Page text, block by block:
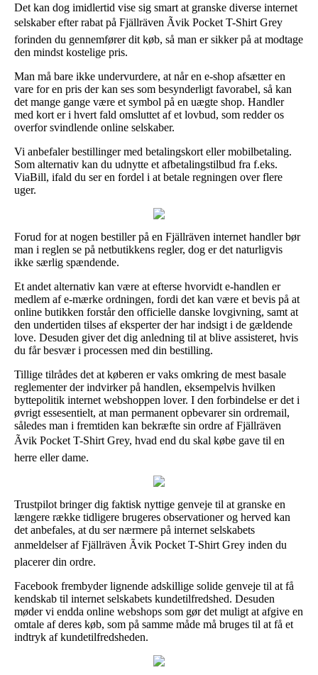
Det kan dog imidlertid vise sig smart at granske diverse internet
selskaber efter rabat på Fjällräven Ãvik Pocket T-Shirt Grey
forinden du gennemfører dit køb, så man er sikker på at modtage
den mindst kostelige pris.
Man må bare ikke undervurdere, at når en e-shop afsætter en
vare for en pris der kan ses som besynderligt favorabel, så kan
det mange gange være et symbol på en uægte shop. Handler
med kort er i hvert fald omsluttet af et lovbud, som redder os
overfor svindlende online selskaber.
Vi anbefaler bestillinger med betalingskort eller mobilbetaling.
Som alternativ kan du udnytte et afbetalingstilbud fra f.eks.
ViaBill, ifald du ser en fordel i at betale regningen over flere
uger.
Forud for at nogen bestiller på en Fjällräven internet handler bør
man i reglen se på netbutikkens regler, dog er det naturligvis
ikke særlig spændende.
Et andet alternativ kan være at efterse hvorvidt e-handlen er
medlem af e-mærke ordningen, fordi det kan være et bevis på at
online butikken forstår den officielle danske lovgivning, samt at
den undertiden tilses af eksperter der har indsigt i de gældende
love. Desuden giver det dig anledning til at blive assisteret, hvis
du får besvær i processen med din bestilling.
Tillige tilrådes det at køberen er vaks omkring de mest basale
reglementer der indvirker på handlen, eksempelvis hvilken
byttepolitik internet webshoppen lover. I den forbindelse er det i
øvrigt essesentielt, at man permanent opbevarer sin ordremail,
således man i fremtiden kan bekræfte sin ordre af Fjällräven
Ãvik Pocket T-Shirt Grey, hvad end du skal købe gave til en
herre eller dame.
Trustpilot bringer dig faktisk nyttige genveje til at granske en
længere række tidligere brugeres observationer og herved kan
det anbefales, at du ser nærmere på internet selskabets
anmeldelser af Fjällräven Ãvik Pocket T-Shirt Grey inden du
placerer din ordre.
Facebook frembyder lignende adskillige solide genveje til at få
kendskab til internet selskabets kundetilfredshed. Desuden
møder vi endda online webshops som gør det muligt at afgive en
omtale af deres køb, som på samme måde må bruges til at få et
indtryk af kundetilfredsheden.